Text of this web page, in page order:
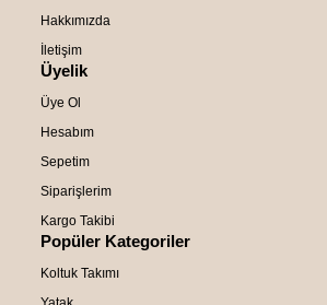
Hakkımızda
İletişim
Üyelik
Üye Ol
Hesabım
Sepetim
Siparişlerim
Kargo Takibi
Popüler Kategoriler
Koltuk Takımı